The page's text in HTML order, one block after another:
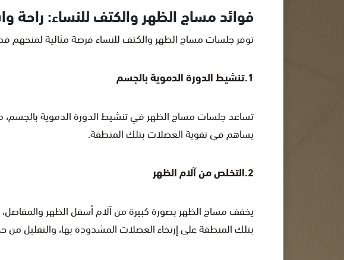
فوائد مساج الظهر والكتف للنساء: راحة
توفر جلسات مساج الظهر والكتف للنساء فرصة مثالية لمنحهم
1.تنشيط الدورة الدموية بالجسم
تساعد جلسات مساج الظهر في تنشيط الدورة الدموية بالجسم،
يساهم في تقوية العضلات بتلك المنطقة.
2.التخلص من آلام الظهر
يخفف مساج الظهر بصورة كبيرة من آلام أسفل الظهر
بتلك المنطقة على إرتخاء العضلات المشدودة بها، والتقليل